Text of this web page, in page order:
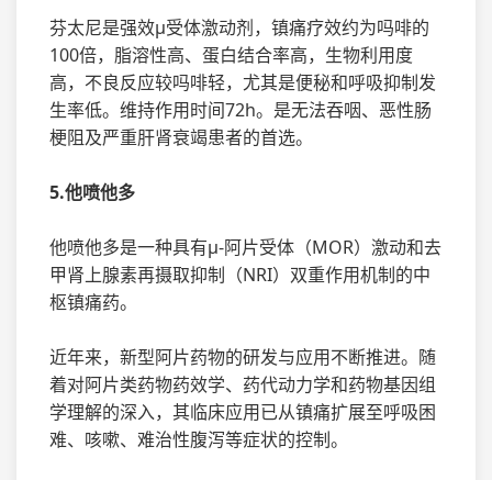
芬太尼是强效μ受体激动剂，镇痛疗效约为吗啡的
100倍，脂溶性高、蛋白结合率高，生物利用度
高，不良反应较吗啡轻，尤其是便秘和呼吸抑制发
生率低。维持作用时间72h。是无法吞咽、恶性肠
梗阻及严重肝肾衰竭患者的首选。
5.他喷他多
他喷他多是一种具有μ-阿片受体（MOR）激动和去
甲肾上腺素再摄取抑制（NRI）双重作用机制的中
枢镇痛药。
近年来，新型阿片药物的研发与应用不断推进。随
着对阿片类药物药效学、药代动力学和药物基因组
学理解的深入，其临床应用已从镇痛扩展至呼吸困
难、咳嗽、难治性腹泻等症状的控制。